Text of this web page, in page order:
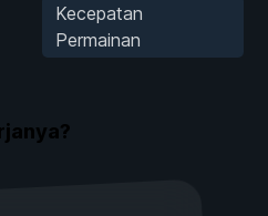
Kecepatan
Permainan